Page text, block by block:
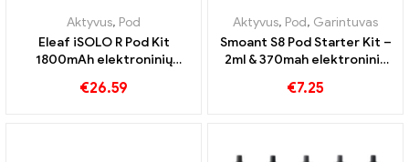
Aktyvus, Pod
Eleaf iSOLO R Pod Kit
1800mAh elektroninių
prekyba 丨Customed
€26.59
Aktyvus, Pod, Garintuvas
Smoant S8 Pod Starter Kit –
2ml & 370mah elektroninių
prekyba 丨Custom
€7.25